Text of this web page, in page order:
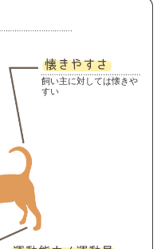
飼い主に対しては懐きや
すい